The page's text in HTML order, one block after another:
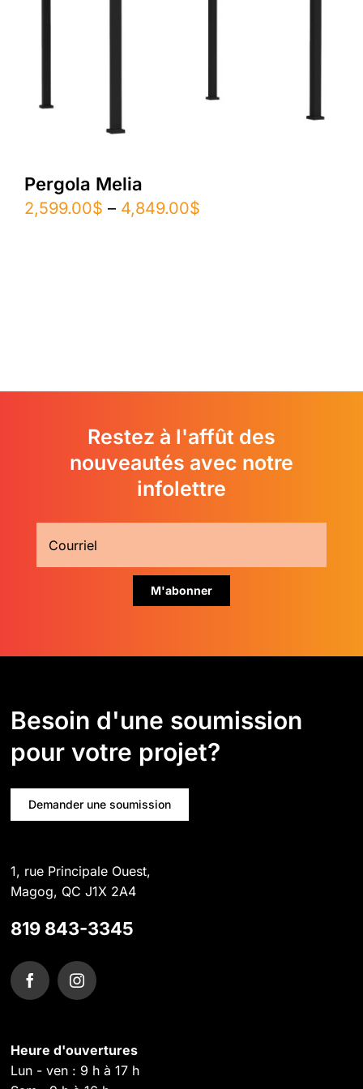
Pergola Melia
2,599.00$ – 4,849.00$
Plage
Restez à l'affût des
nouveautés avec notre
infolettre
Besoin d'une soumission
pour votre projet?
Demander une soumission
1, rue Principale Ouest,
Magog, QC J1X 2A4
819 843-3345
Heure d'ouvertures
Lun - ven : 9 h à 17 h